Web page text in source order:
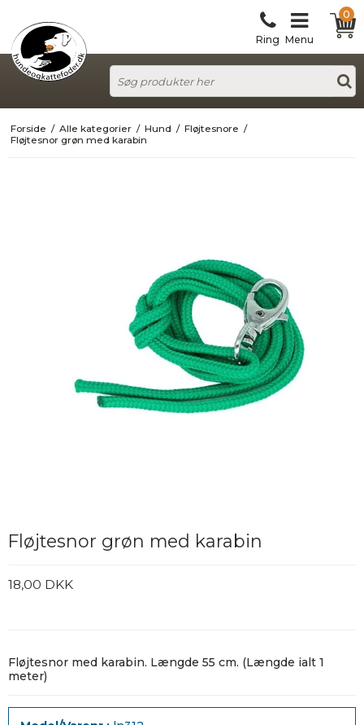
Ring Menu
0
Forside / Alle kategorier / Hund / Fløjtesnore /
Fløjtesnor grøn med karabin
Fløjtesnor grøn med karabin
18,00 DKK
Fløjtesnor med karabin. Længde 55 cm. (Længde ialt 1
meter)